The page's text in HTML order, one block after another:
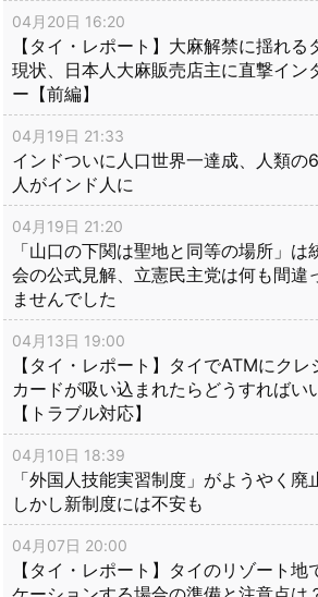
04月20日 16:20
【タイ・レポート】大麻解禁に揺れる
現状、日本人大麻販売店主に直撃イン
ー【前編】
04月19日 21:33
インドついに人口世界一達成、人類の
人がインド人に
04月19日 21:20
「山口の下関は聖地と同等の場所」は
会の公式見解、立憲民主党は何も間違
ませんでした
04月13日 19:00
【タイ・レポート】タイでATMにクレ
カードが吸い込まれたらどうすればい
【トラブル対応】
04月10日 18:39
「外国人技能実習制度」がようやく廃
しかし新制度には不安も
04月07日 20:00
【タイ・レポート】タイのリゾート地